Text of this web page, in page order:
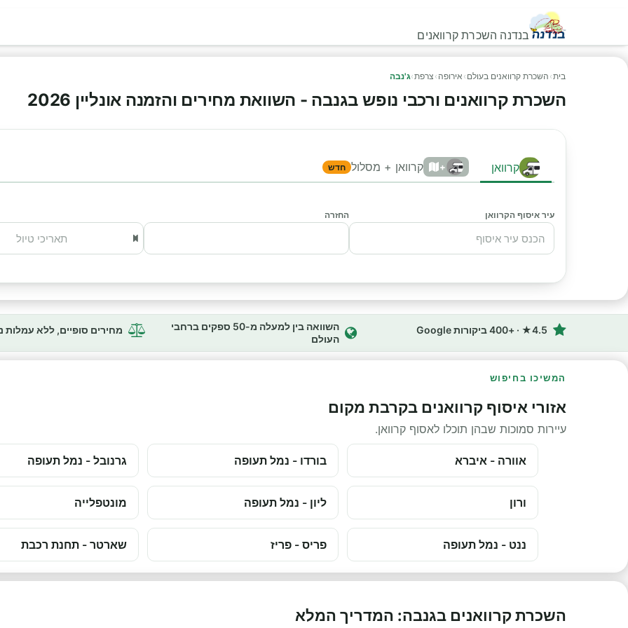
בנדנה השכרת קרוואנים
בית› השכרת קרוואנים בעולם › אירופה › צרפת›ג'נבה
השכרת קרוואנים ורכבי נופש בגנבה - השוואת מחירים והזמנה אונליין 2026
קרוואן + קרוואן + מסלול חדש
עיר איסוף הקרוואן החזרה
4.5★ · +400 ביקורות Google
השוואה בין למעלה מ-50 ספקים ברחבי
העולם
מחירים סופיים, ללא עמלות
המשיכו בחיפוש
אזורי איסוף קרוואנים בקרבת מקום
עיירות סמוכות שבהן תוכלו לאסוף קרוואן.
אוורה - איברא בורדו - נמל תעופה גרנובל - נמל תעופה
ורון ליון - נמל תעופה מונטפלייה
ננט - נמל תעופה פריס - פריז שארטר - תחנת רכבת
השכרת קרוואנים בגנבה: המדריך המלא